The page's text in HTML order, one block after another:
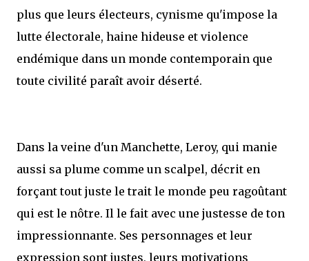
plus que leurs électeurs, cynisme qu'impose la
lutte électorale, haine hideuse et violence
endémique dans un monde contemporain que
toute civilité paraît avoir déserté.
Dans la veine d'un Manchette, Leroy, qui manie
aussi sa plume comme un scalpel, décrit en
forçant tout juste le trait le monde peu ragoûtant
qui est le nôtre. Il le fait avec une justesse de ton
impressionnante. Ses personnages et leur
expression sont justes, leurs motivations